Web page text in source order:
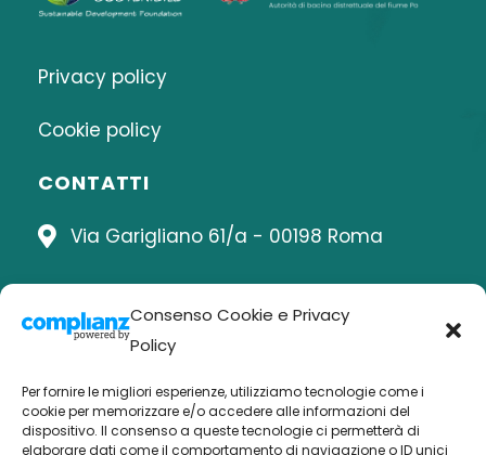
Consenso Cookie e Privacy
Policy
Per fornire le migliori esperienze, utilizziamo tecnologie come i
cookie per memorizzare e/o accedere alle informazioni del
dispositivo. Il consenso a queste tecnologie ci permetterà di
elaborare dati come il comportamento di navigazione o ID unici
Privacy policy
Cookie policy
CONTATTI
Via Garigliano 61/a - 00198 Roma
info@naturepositivenetwork.net